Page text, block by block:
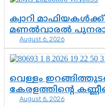
എന്തൊക്കെ
ക്വാറി മാഫിയകൾക്ക്
മണൽവാരൽ
സർക്കാർ തീരുമാനം
August 6, 2026
വെള്ളം
കേരളത്തിന്റെ
എന്നവസാനിക്കും?
August 6, 2026